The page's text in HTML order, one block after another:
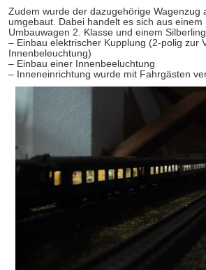
Zudem wurde der dazugehörige Wagenzug
umgebaut. Dabei handelt es sich aus
Umbauwagen 2. Klasse und einem
– Einbau elektrischer Kupplung (2-polig zur
Innenbeleuchtung)
– Einbau einer Innenbeeluchtung
– Inneneinrichtung wurde mit Fahrgästen